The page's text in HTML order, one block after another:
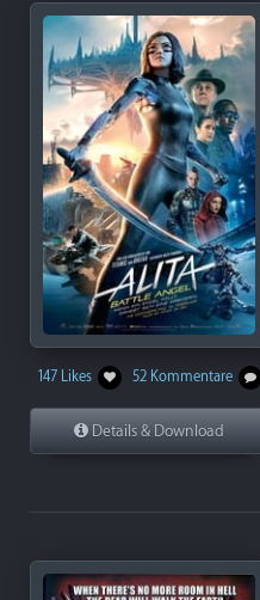
147 Likes 52 Kommentare
Details & Download